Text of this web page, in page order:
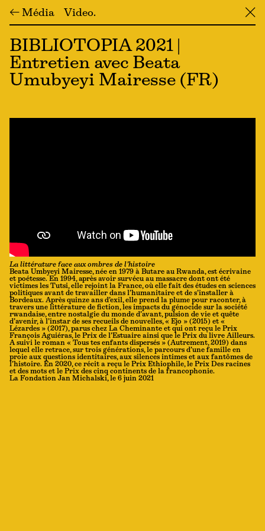
← Média Video ╳
BIBLIOTOPIA 2021 |
Entretien avec Beata
Umubyeyi Mairesse (FR)
La littérature face aux ombres de l’histoire
Beata Umbyeyi Mairesse, née en 1979 à Butare au Rwanda, est écrivaine
et poétesse. En 1994, après avoir survécu au massacre dont ont été
victimes les Tutsi, elle rejoint la France, où elle fait des études en sciences
politiques avant de travailler dans l’humanitaire et de s’installer à
Bordeaux. Après quinze ans d’exil, elle prend la plume pour raconter, à
travers une littérature de fiction, les impacts du génocide sur la société
rwandaise, entre nostalgie du monde d’avant, pulsion de vie et quête
d’avenir, à l’instar de ses recueils de nouvelles, « Ejo » (2015) et «
Lézardes » (2017), parus chez La Cheminante et qui ont reçu le Prix
François Aguiéras, le Prix de l’Estuaire ainsi que le Prix du livre Ailleurs.
A suivi le roman « Tous tes enfants dispersés » (Autrement, 2019) dans
lequel elle retrace, sur trois générations, le parcours d’une famille en
proie aux questions identitaires, aux silences intimes et aux fantômes de
l’histoire. En 2020, ce récit a reçu le Prix Ethiophile, le Prix Des racines
et des mots et le Prix des cinq continents de la francophonie.
La Fondation Jan Michalski, le 6 juin 2021